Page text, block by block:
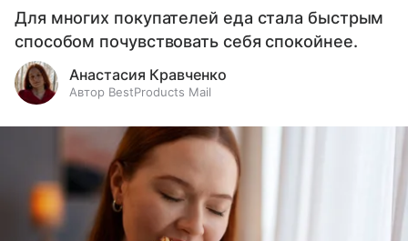
Для многих покупателей еда стала быстрым
способом почувствовать себя спокойнее.
Анастасия Кравченко
Автор BestProducts Mail